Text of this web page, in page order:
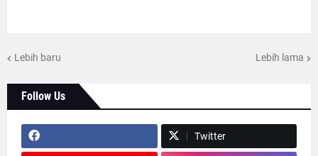
Lebih baru Lebih lama
Follow Us
Twitter